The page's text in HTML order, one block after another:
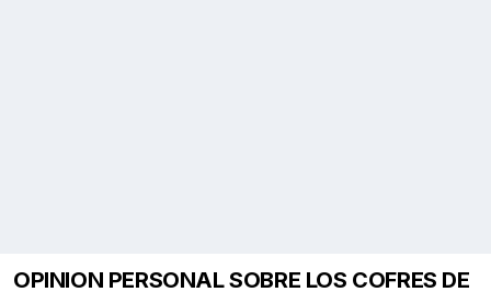
OPINION PERSONAL SOBRE LOS COFRES DE